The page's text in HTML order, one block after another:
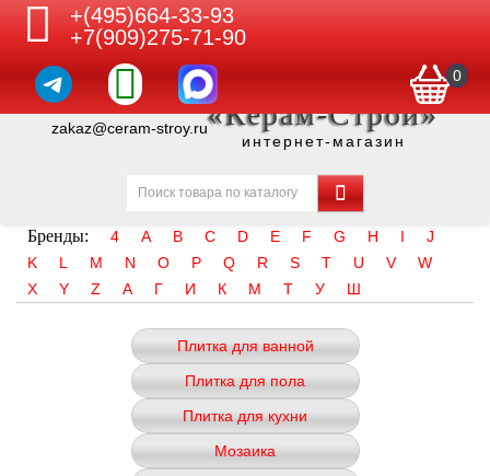
+(495)664-33-93
+7(909)275-71-90
0
zakaz@ceram-stroy.ru«Керам-Строй»
интернет-магазин
Бренды: 4 A B C D E F G H I
J
K
L M N O P Q R S T U V
W
X
Y Z А Г И К М Т У Ш
Плитка для ванной
Плитка для пола
Плитка для кухни
Мозаика